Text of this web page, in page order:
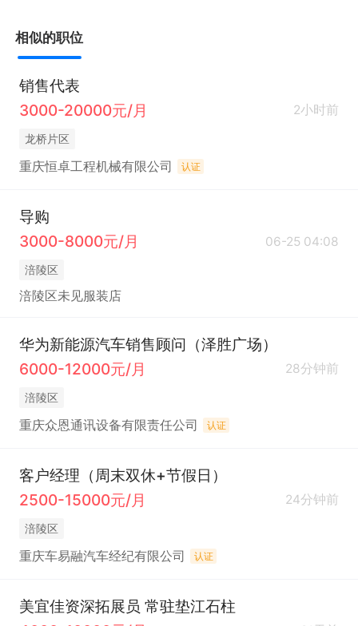
相似的职位
销售代表
3000-20000元/月
2小时前
龙桥片区
重庆恒卓工程机械有限公司 认证
导购
3000-8000元/月
06-25 04:08
涪陵区
涪陵区未见服装店
华为新能源汽车销售顾问（泽胜广场）
6000-12000元/月
28分钟前
涪陵区
重庆众恩通讯设备有限责任公司 认证
客户经理（周末双休+节假日）
2500-15000元/月
24分钟前
涪陵区
重庆车易融汽车经纪有限公司 认证
美宜佳资深拓展员 常驻垫江石柱